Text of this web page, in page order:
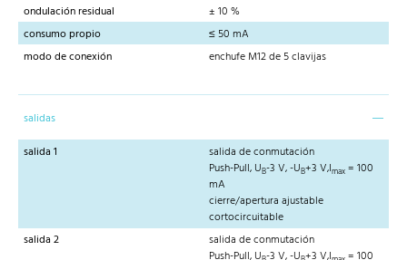
ondulación residual
± 10 %
consumo propio
≤ 50 mA
modo de conexión
enchufe M12 de 5 clavijas
salidas
salida 1
salida de conmutación
Push-Pull, UB-3 V, -UB+3 V,Imax = 100
mA
cierre/apertura ajustable
cortocircuitable
salida 2
salida de conmutación